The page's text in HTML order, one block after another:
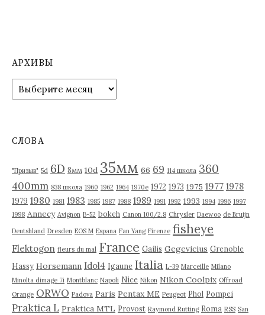
АРХИВЫ
р
в
СЛОВА
"Призыв" 5d 6D 8мм 10d 35мм 66 69 114 школа 360
400mm 838 школа 1960 1962 1964 1970е 1972 1973 1975 1977 1978
1979 1980 1981 1983 1985 1987 1988 1989 1991 1992 1993 1994 1996 1997
1998 Annecy Avignon B-52 bokeh Canon 100/2.8 Chrysler Daewoo de Bruijn
Deutshland Dresden EOS M Espana Fan Yang Firenze fisheye
Flektogon fleurs du mal France Gailis Gegevicius Grenoble
Hassy Horsemann Idol4 Igaune Italia L-39 Marceille Milano
Minolta dimage 7i Montblanc Napoli Nice Nikon Nikon Coolpix Offroad
Orange ORWO Padova Paris Pentax ME Peugeot Phol Pompei
Praktica L Praktica MTL Provost Raymond Rutting Roma RSS San